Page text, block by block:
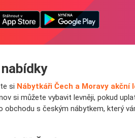
si Nábytkáři Čech a Moravy akční
si můžete vybavit levněji, pokud
s českým nábytkem, který